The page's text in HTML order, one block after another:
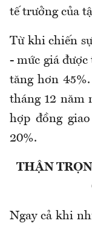
tế trưởng của
Từ khi chiến
- mức giá
tăng hơn
tháng 12 năm
hợp đồng
20%.
THẬN
Ngay cả khi